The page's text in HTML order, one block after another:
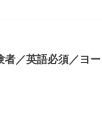
／英語必須／ヨ